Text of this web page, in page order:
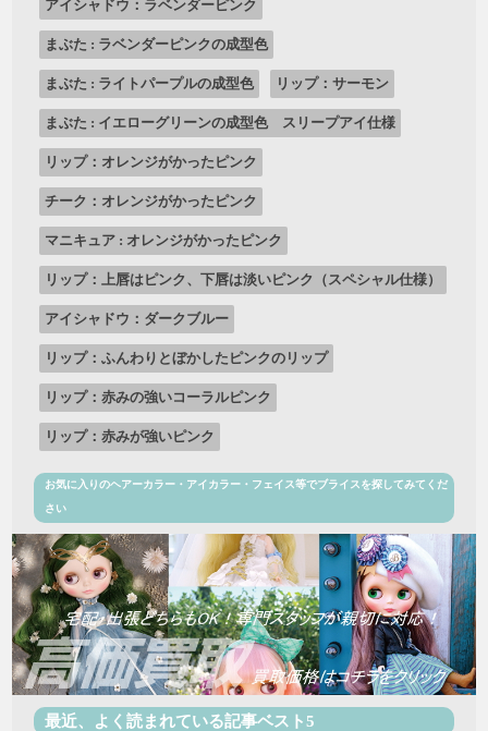
アイシャドウ：ラベンダーピンク
まぶた : ラベンダーピンクの成型色
まぶた : ライトパープルの成型色 リップ：サーモン
まぶた : イエローグリーンの成型色 スリープアイ仕様
リップ：オレンジがかったピンク
チーク：オレンジがかったピンク
マニキュア : オレンジがかったピンク
リップ：上唇はピンク、下唇は淡いピンク（スペシャル仕様）
アイシャドウ：ダークブルー
リップ：ふんわりとぼかしたピンクのリップ
リップ：赤みの強いコーラルピンク
リップ：赤みが強いピンク
お気に入りのヘアーカラー・アイカラー・フェイス等でブライスを探してみてくだ
さい
最近、よく読まれている記事ベスト5